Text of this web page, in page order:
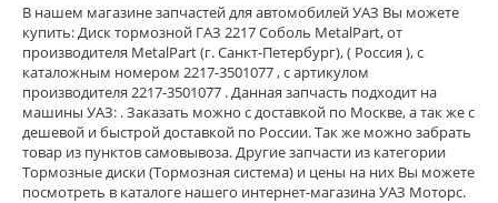
В нашем магазине запчастей для автомобилей УАЗ Вы можете
купить: Диск тормозной ГАЗ 2217 Соболь MetalPart, от
производителя MetalPart (г. Санкт-Петербург), ( Россия ), с
каталожным номером 2217-3501077 , с артикулом
производителя 2217-3501077 . Данная запчасть подходит на
машины УАЗ: . Заказать можно с доставкой по Москве, а так же с
дешевой и быстрой доставкой по России. Так же можно забрать
товар из пунктов самовывоза. Другие запчасти из категории
Тормозные диски (Тормозная система) и цены на них Вы можете
посмотреть в каталоге нашего интернет-магазина УАЗ Моторс.